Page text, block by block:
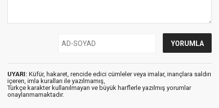
UYARI: Küfür, hakaret, rencide edici cümleler veya imalar, inançlara saldırı
içeren, imla kuralları ile yazılmamış,
Türkçe karakter kullanılmayan ve büyük harflerle yazılmış yorumlar
onaylanmamaktadır.